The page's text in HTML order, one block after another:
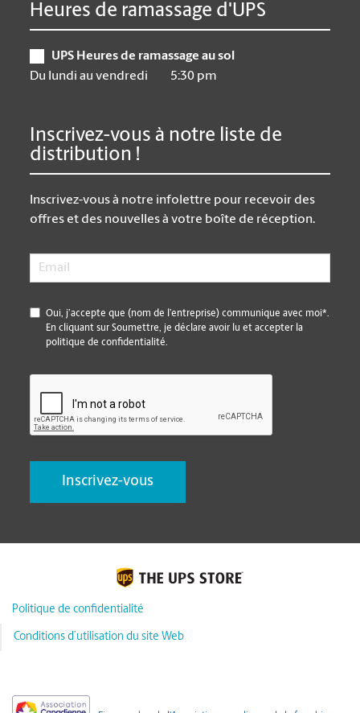
Heures de ramassage d'UPS
UPS Heures de ramassage au sol
Du lundi au vendredi
5:30 pm
Inscrivez-vous à notre liste de
distribution !
Inscrivez-vous à notre infolettre pour recevoir des
offres et des nouvelles à votre boîte de réception.
Email
*
Oui, j’accepte que (nom de l’entreprise) communique avec moi*.
En cliquant sur Soumettre, je déclare avoir lu et accepter la
politique de confidentialité.
Politique de confidentialité
Conditions d’utilisation du site Web